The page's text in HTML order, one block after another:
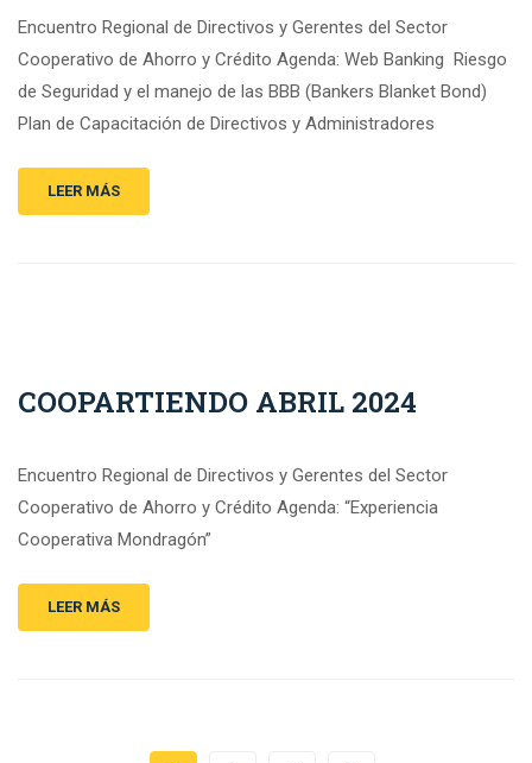
Encuentro Regional de Directivos y Gerentes del Sector
Cooperativo de Ahorro y Crédito Agenda: Web Banking Riesgo
de Seguridad y el manejo de las BBB (Bankers Blanket Bond)
Plan de Capacitación de Directivos y Administradores
LEER MÁS
COOPARTIENDO ABRIL 2024
Encuentro Regional de Directivos y Gerentes del Sector
Cooperativo de Ahorro y Crédito Agenda: “Experiencia
Cooperativa Mondragón”
LEER MÁS